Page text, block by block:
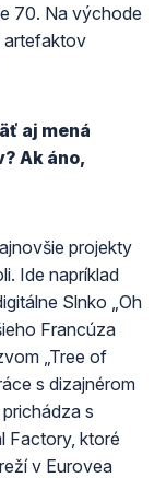
70. Na východe
artefaktov
aj mená
Ak áno,
projekty
Ide napríklad
Slnko „Oh
Francúza
„Tree of
s dizajnérom
s
Factory, ktoré
v Eurovea